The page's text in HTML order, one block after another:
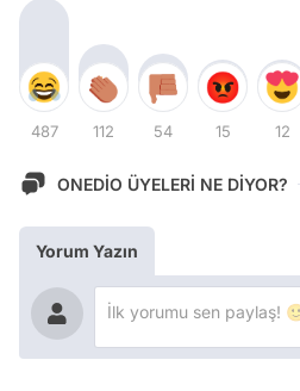
487 112 54 15 12
ONEDİO ÜYELERİ NE DİYOR?
Yorum Yazın